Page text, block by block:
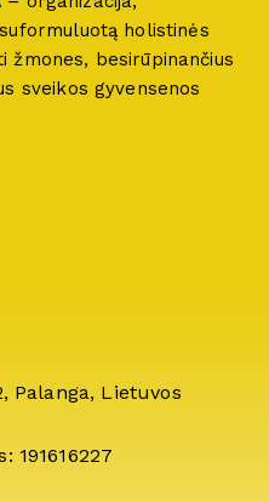
holistinės
žmones, besirūpinančius
sveikos gyvensenos
Palanga, Lietuvos
191616227